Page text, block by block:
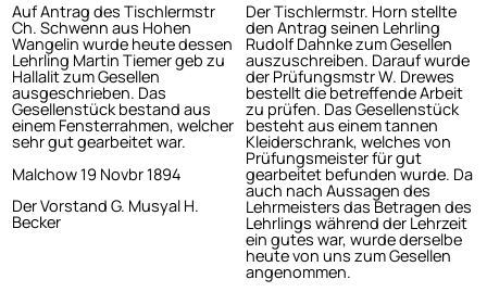
Auf Antrag des Tischlermstr
Ch. Schwenn aus Hohen
Wangelin wurde heute dessen
Lehrling Martin Tiemer geb zu
Hallalit zum Gesellen
ausgeschrieben. Das
Gesellenstück bestand aus
einem Fensterrahmen, welcher
sehr gut gearbeitet war.
Malchow 19 Novbr 1894
Der Vorstand G. Musyal H.
Becker
Der Tischlermstr. Horn stellte
den Antrag seinen Lehrling
Rudolf Dahnke zum Gesellen
auszuschreiben. Darauf wurde
der Prüfungsmstr W. Drewes
bestellt die betreffende Arbeit
zu prüfen. Das Gesellenstück
besteht aus einem tannen
Kleiderschrank, welches von
Prüfungsmeister für gut
gearbeitet befunden wurde. Da
auch nach Aussagen des
Lehrmeisters das Betragen des
Lehrlings während der Lehrzeit
ein gutes war, wurde derselbe
heute von uns zum Gesellen
angenommen.